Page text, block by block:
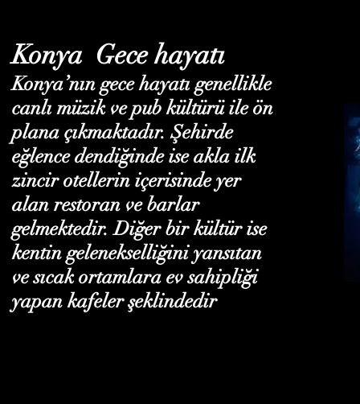
Konya Gece hayatı
Konya’nın gece hayatı genellikle
canlı müzik ve pub kültürü ile ön
plana çıkmaktadır. Şehirde
eğlence dendiğinde ise akla ilk
zincir otellerin içerisinde yer
alan restoran ve barlar
gelmektedir. Diğer bir kültür ise
kentin gelenekselliğini yansıtan
ve sıcak ortamlara ev sahipliği
yapan kafeler şeklindedir